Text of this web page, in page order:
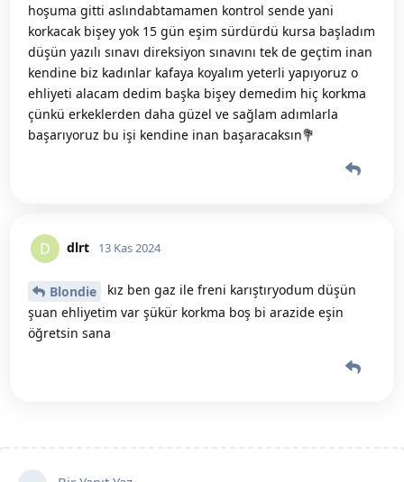
hoşuma gitti aslındabtamamen kontrol sende yani
korkacak bişey yok 15 gün eşim sürdürdü kursa başladım
düşün yazılı sınavı direksiyon sınavını tek de geçtim inan
kendine biz kadınlar kafaya koyalım yeterli yapıyoruz o
ehliyeti alacam dedim başka bişey demedim hiç korkma
çünkü erkeklerden daha güzel ve sağlam adımlarla
başarıyoruz bu işi kendine inan başaracaksın💐
D dlrt 13 Kas 2024
Blondie
kız ben gaz ile freni karıştıryodum düşün
şuan ehliyetim var şükür korkma boş bi arazide eşin
öğretsin sana